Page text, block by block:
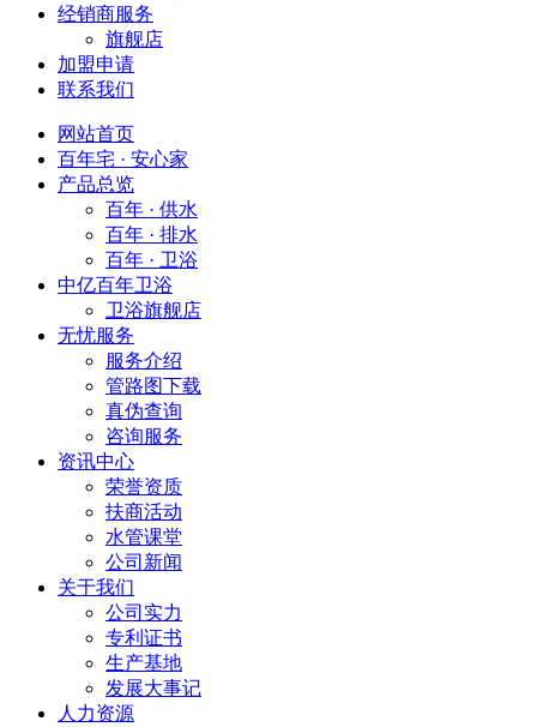
经销商服务
旗舰店
加盟申请
联系我们
网站首页
百年宅 · 安心家
产品总览
百年 · 供水
百年 · 排水
百年 · 卫浴
中亿百年卫浴
卫浴旗舰店
无忧服务
服务介绍
管路图下载
真伪查询
咨询服务
资讯中心
荣誉资质
扶商活动
水管课堂
公司新闻
关于我们
公司实力
专利证书
生产基地
发展大事记
人力资源